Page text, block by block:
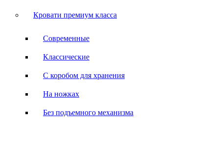
Кровати премиум класса
Современные
Классические
С коробом для хранения
На ножках
Без подъемного механизма